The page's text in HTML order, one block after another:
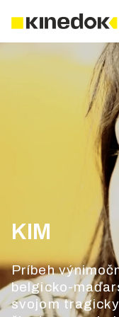
KIM
Príbeh
belgicko-
svojom